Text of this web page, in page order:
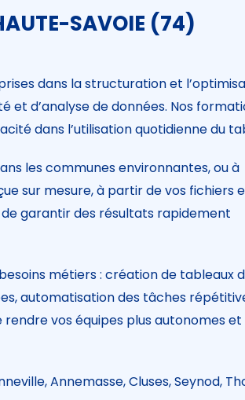
SAVOIE (74)
dans la structuration et
et d’analyse de données. Nos
dans l’utilisation quotidienne du
les communes environnantes, ou à
sur mesure, à partir de vos fichiers
garantir des résultats rapidement
métiers : création de tableaux
automatisation des tâches
vos équipes plus autonomes et
Annemasse, Cluses, Seynod,